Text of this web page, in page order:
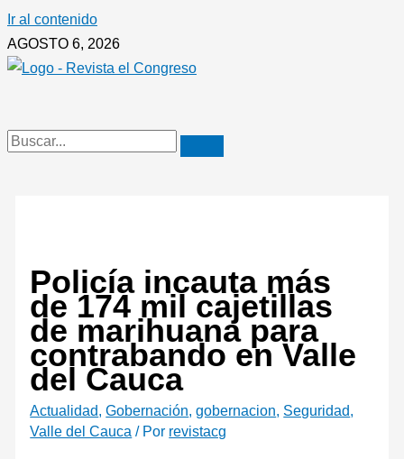
Ir al contenido
AGOSTO 6, 2026
Policía incauta más
de 174 mil cajetillas
de marihuana para
contrabando en Valle
del Cauca
Actualidad,Gobernación,gobernacion, Seguridad,
Valle del Cauca / Por revistacg